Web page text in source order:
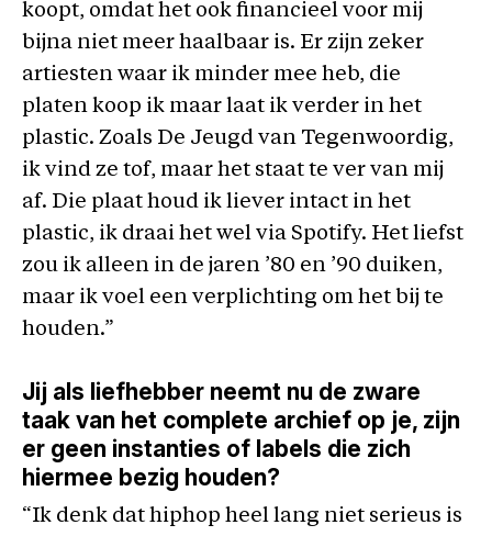
koopt, omdat het ook financieel voor mij
bijna niet meer haalbaar is. Er zijn zeker
artiesten waar ik minder mee heb, die
platen koop ik maar laat ik verder in het
plastic. Zoals De Jeugd van Tegenwoordig,
ik vind ze tof, maar het staat te ver van mij
af. Die plaat houd ik liever intact in het
plastic, ik draai het wel via Spotify. Het liefst
zou ik alleen in de jaren ’80 en ’90 duiken,
maar ik voel een verplichting om het bij te
houden.”
Jij als liefhebber neemt nu de zware
taak van het complete archief op je, zijn
er geen instanties of labels die zich
hiermee bezig houden?
“Ik denk dat hiphop heel lang niet serieus is